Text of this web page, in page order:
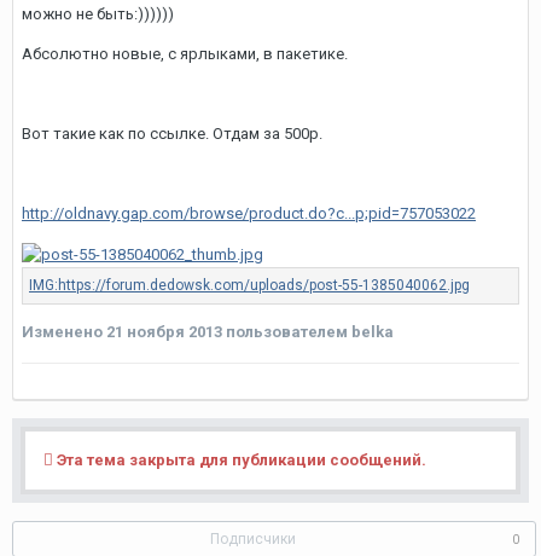
можно не быть:))))))
Абсолютно новые, с ярлыками, в пакетике.
Вот такие как по ссылке. Отдам за 500р.
http://oldnavy.gap.com/browse/product.do?c...p;pid=757053022
Изменено 21 ноября 2013 пользователем belka
Эта тема закрыта для публикации сообщений.
Подписчики 0